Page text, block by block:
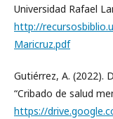
Universidad Rafael
http://
Maricruz.pdf
Gutiérrez, A. (2022).
“Cribado de salud
https://